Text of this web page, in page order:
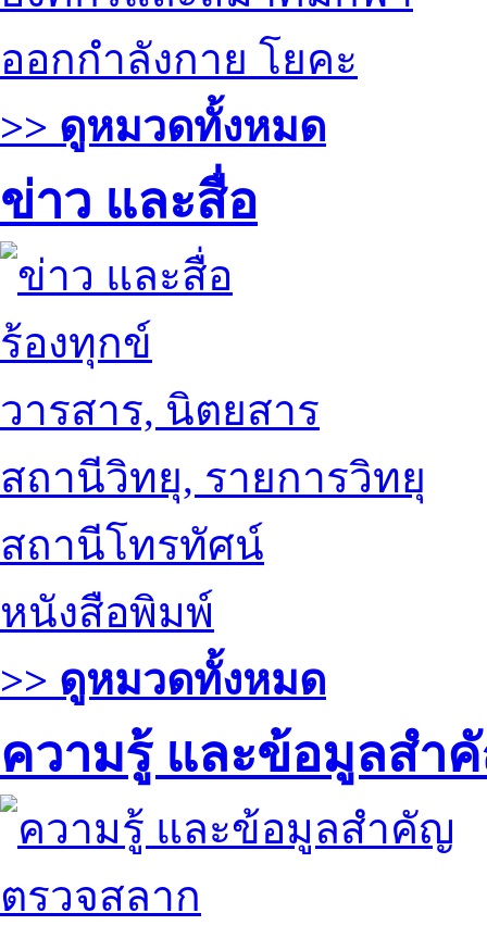
ออกกำลังกาย โยคะ
>> ดูหมวดทั้งหมด
ข่าว และสื่อ
ร้องทุกข์
วารสาร, นิตยสาร
สถานีวิทยุ, รายการวิทยุ
สถานีโทรทัศน์
หนังสือพิมพ์
>> ดูหมวดทั้งหมด
ความรู้ และข้อมูลสำ
ตรวจสลาก